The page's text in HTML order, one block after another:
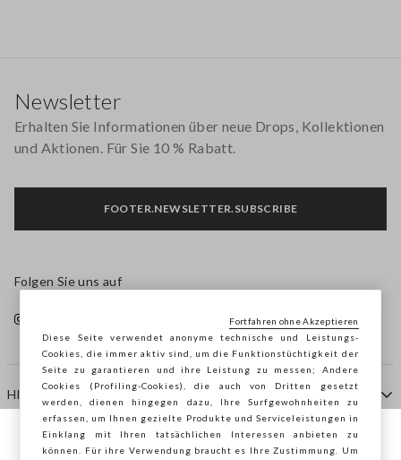
HILFE
AGENTUR
Newsletter
Erhalten Sie Informationen über neue Drops, Kollektionen
und Aktionen. Für Sie 10 % Rabatt.
FOOTER.NEWSLETTER.SUBSCRIBE
Folgen Sie uns auf
Sie surfen auf der Seite von STEFANEL
Diese Seite verwendet anonyme technische und Leistungs-
Cookies, die immer aktiv sind, um die Funktionstüchtigkeit der
Seite zu garantieren und ihre Leistung zu messen; Andere
Cookies (Profiling-Cookies), die auch von Dritten gesetzt
werden, dienen hingegen dazu, Ihre Surfgewohnheiten zu
erfassen, um Ihnen gezielte Produkte und Serviceleistungen in
Einklang mit Ihren tatsächlichen Interessen anbieten zu
können. Für ihre Verwendung braucht es Ihre Zustimmung. Um
Fortfahren ohne Akzeptieren